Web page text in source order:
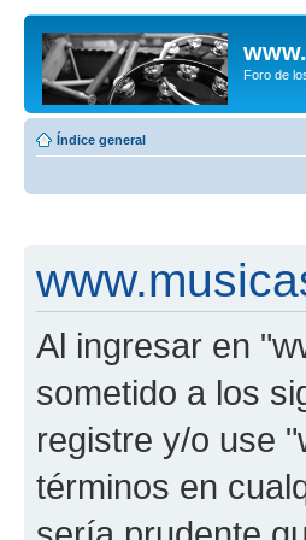
Foro de
Índice general
Al ingresar en
sometido a los
registre y/o use
términos en